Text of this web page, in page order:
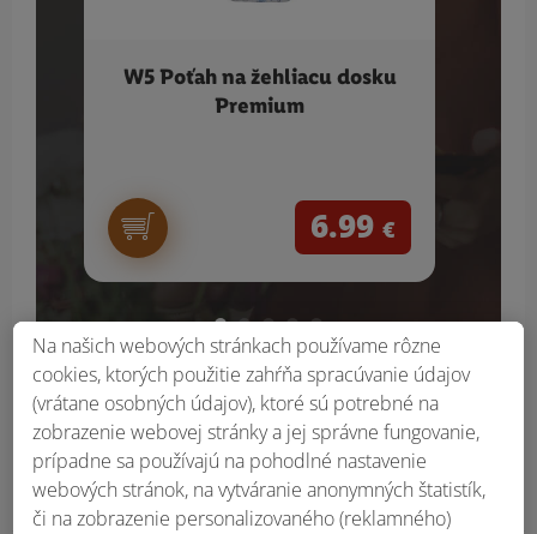
W5 Poťah na žehliacu dosku
Premium
6.99 €
Na našich webových stránkach používame rôzne
cookies, ktorých použitie zahŕňa spracúvanie údajov
(vrátane osobných údajov), ktoré sú potrebné na
zobrazenie webovej stránky a jej správne fungovanie,
prípadne sa používajú na pohodlné nastavenie
webových stránok, na vytváranie anonymných štatistík,
či na zobrazenie personalizovaného (reklamného)